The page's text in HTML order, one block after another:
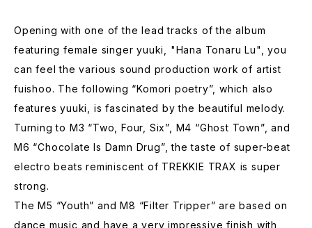
Opening with one of the lead tracks of the album
featuring female singer yuuki, "Hana Tonaru Lu", you
can feel the various sound production work of artist
fuishoo. The following “Komori poetry”, which also
features yuuki, is fascinated by the beautiful melody.
Turning to M3 “Two, Four, Six”, M4 “Ghost Town”, and
M6 “Chocolate Is Damn Drug”, the taste of super-beat
electro beats reminiscent of TREKKIE TRAX is super
strong.
The M5 “Youth” and M8 “Filter Tripper” are based on
dance music and have a very impressive finish with